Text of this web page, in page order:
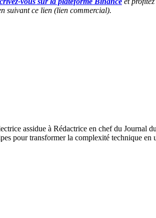
suivant ce lien (lien commercial).
assidue à Rédactrice en chef du
pour transformer la complexité technique